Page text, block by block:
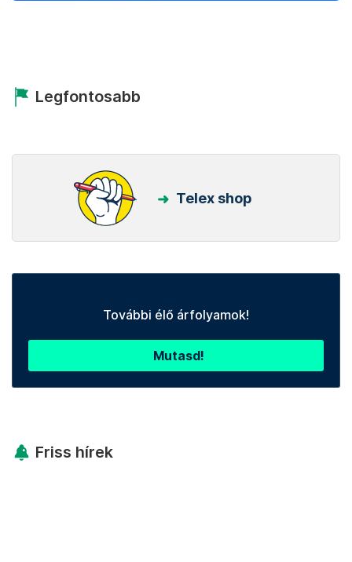
Legfontosabb
Telex shop
További élő árfolyamok!
Mutasd!
Friss hírek